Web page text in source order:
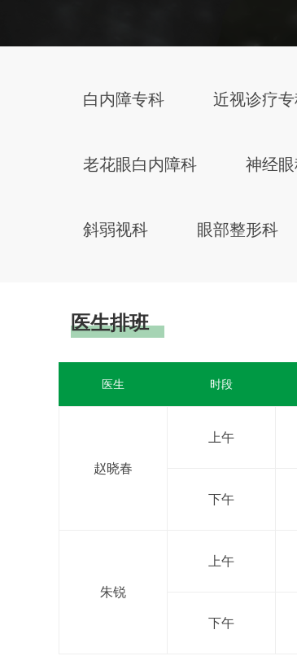
白内障专科 近视诊疗
老花眼白内障科 神经
斜弱视科 眼部整形科
医生排班
医生 时段
赵晓春
上午
下午
朱锐
上午
下午